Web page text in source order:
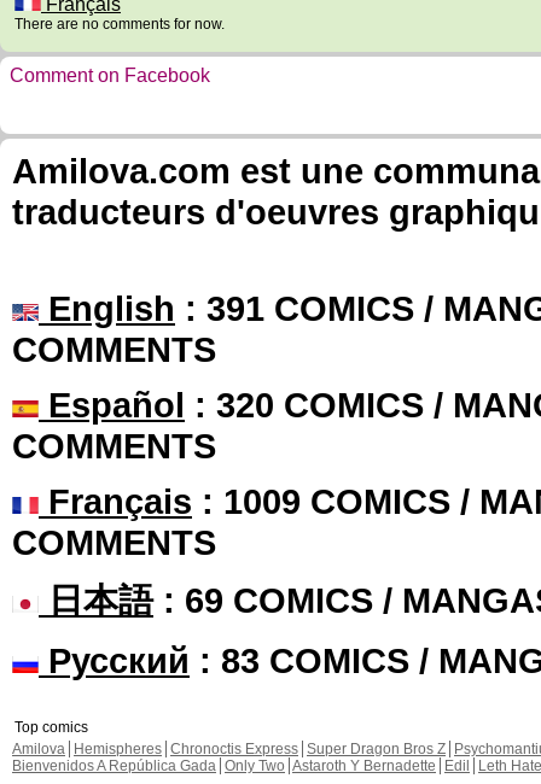
Français
There are no comments for now.
Comment on Facebook
Amilova.com est une
traducteurs d'oeuvres
English : 391 COMICS /
COMMENTS
Español : 320 COMICS /
COMMENTS
Français : 1009 COMICS /
COMMENTS
日本語: 69 COMICS /
Русский : 83 COMICS /
Top comics
Amilova
Hemispheres Chronoctis Express Super Dragon Bros Z
Bienvenidos A República Gada Only Two Astaroth Y Bernadette Edil
Leth Hate